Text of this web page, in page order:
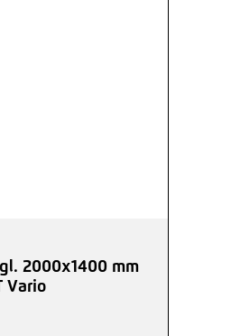
2000x1400 mm
Vario